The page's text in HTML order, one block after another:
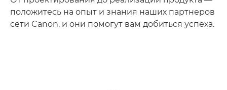
положитесь на опыт и знания наших партнеров
сети Canon, и они помогут вам добиться успеха.